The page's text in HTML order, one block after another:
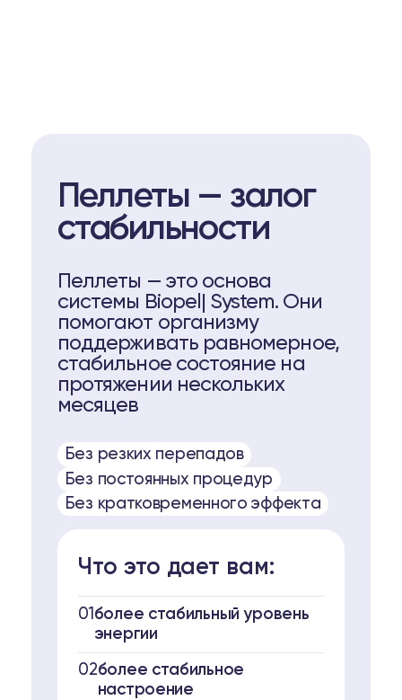
Пеллеты — залог
стабильности
Пеллеты — это основа
системы Biopel| System. Они
помогают организму
поддерживать равномерное,
стабильное состояние на
протяжении нескольких
месяцев
Без резких перепадов
Без постоянных процедур
Без кратковременного эффекта
Что это дает вам:
01 более стабильный уровень
энергии
02более стабильное
настроение